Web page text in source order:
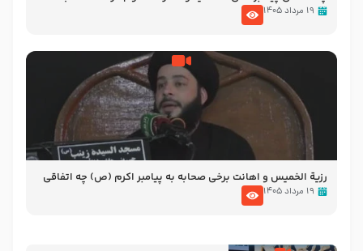
الاسلام شیخ حسین یوسفی
۱۹ مرداد ۱۴۰۵
رزیة الخمیس و اهانت برخی صحابه به پیامبر اکرم (ص) چه اتفاقی
رخ داد که پیامبر رحمت ، صحابه را بیرون انداختند ؟!!!!! – سید محمد
۱۹ مرداد ۱۴۰۵